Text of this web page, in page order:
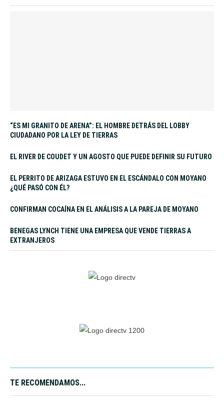
“ES MI GRANITO DE ARENA”: EL HOMBRE DETRÁS DEL LOBBY
CIUDADANO POR LA LEY DE TIERRAS
EL RIVER DE COUDET Y UN AGOSTO QUE PUEDE DEFINIR SU FUTURO
EL PERRITO DE ARIZAGA ESTUVO EN EL ESCÁNDALO CON MOYANO
¿QUÉ PASÓ CON ÉL?
CONFIRMAN COCAÍNA EN EL ANÁLISIS A LA PAREJA DE MOYANO
BENEGAS LYNCH TIENE UNA EMPRESA QUE VENDE TIERRAS A
EXTRANJEROS
TE RECOMENDAMOS...